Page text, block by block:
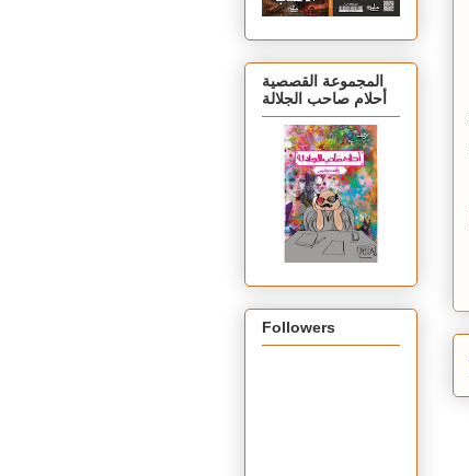
المجموعة القصصية
أحلام صاحب الجلالة
Followers